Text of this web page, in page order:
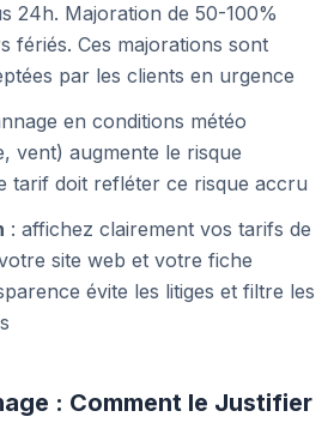
24h. Majoration de 50-100%
fériés. Ces majorations sont
par les clients en urgence
en conditions météo
vent) augmente le risque
tarif doit refléter ce risque accru
: affichez clairement vos tarifs de
site web et votre fiche
évite les litiges et filtre les
: Comment le Justifier